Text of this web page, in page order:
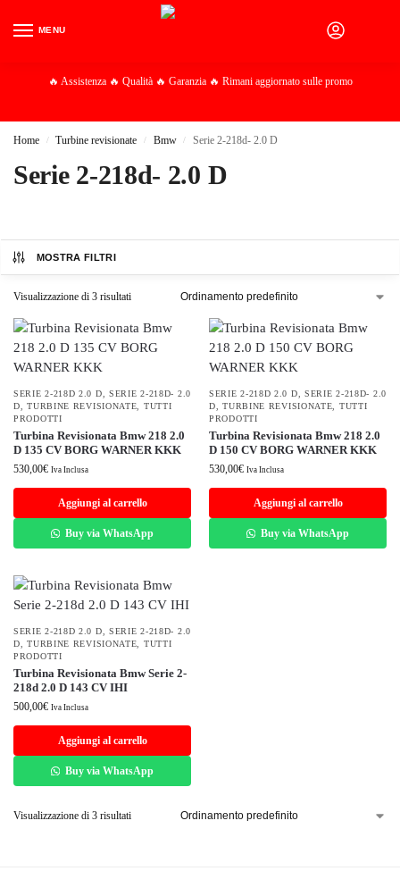
MENU
🔥 Assistenza 🔥 Qualità 🔥 Garanzia 🔥 Rimani aggiornato sulle promo
Home / Turbine revisionate / Bmw / Serie 2-218d- 2.0 D
Serie 2-218d- 2.0 D
MOSTRA FILTRI
Visualizzazione di 3 risultati
SERIE 2-218D 2.0 D ,SERIE 2-218D- 2.0
D ,TURBINE REVISIONATE
TUTTI
PRODOTTI
Turbina Revisionata Bmw 218 2.0
D 135 CV BORG WARNER KKK
530,00€ Iva Inclusa
Aggiungi al carrello
Buy via WhatsApp
SERIE 2-218D 2.0 D ,SERIE 2-218D- 2.0
D ,TURBINE REVISIONATE
TUTTI
PRODOTTI
Turbina Revisionata Bmw 218 2.0
D 150 CV BORG WARNER KKK
530,00€ Iva Inclusa
Aggiungi al carrello
Buy via WhatsApp
SERIE 2-218D 2.0 D ,SERIE 2-218D- 2.0
D ,TURBINE REVISIONATE
TUTTI
PRODOTTI
Turbina Revisionata Bmw Serie 2-
218d 2.0 D 143 CV IHI
500,00€ Iva Inclusa
Aggiungi al carrello
Buy via WhatsApp
Visualizzazione di 3 risultati